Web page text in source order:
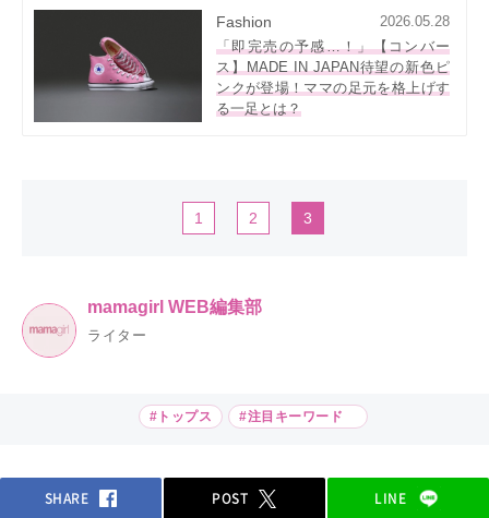
Fashion
2026.05.28
「即完売の予感…！」【コンバー
ス】MADE IN JAPAN待望の新色ピ
ンクが登場！ママの足元を格上げす
る一足とは？
1 2 3
mamagirl WEB編集部
ライター
#トップス #注目キーワード
SHARE POST LINE